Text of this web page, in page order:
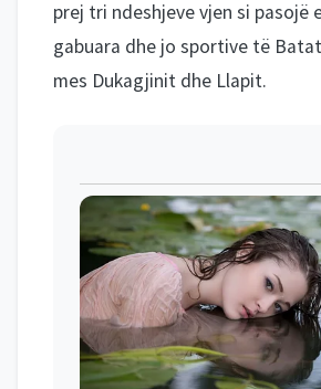
prej tri ndeshjeve vjen si pasojë
gabuara dhe jo sportive të
mes Dukagjinit dhe Llapit.